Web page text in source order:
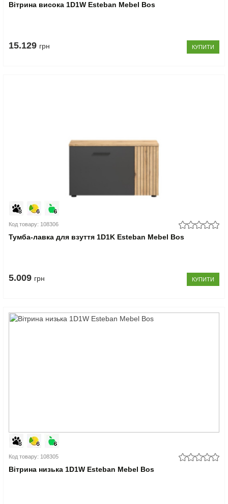
Вітрина висока 1D1W Esteban Mebel Bos
15.129 грн КУПИТИ
Код товару: 108306
Тумба-лавка для взуття 1D1K Esteban Mebel Bos
5.009 грн КУПИТИ
Код товару: 108305
Вітрина низька 1D1W Esteban Mebel Bos